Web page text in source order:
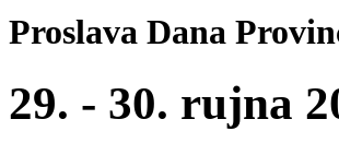
Proslava Dana
29. - 30. rujna